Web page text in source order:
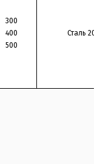
300
400
500
Сталь 20Л